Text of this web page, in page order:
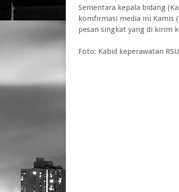
Sementara kepala bidang
komfirmasi media ini Kamis
pesan singkat yang di kirim
Foto: Kabid keperawatan